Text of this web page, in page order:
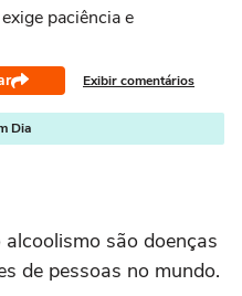
paciência e
Exibir comentários
Dia
são doenças
de pessoas no mundo.